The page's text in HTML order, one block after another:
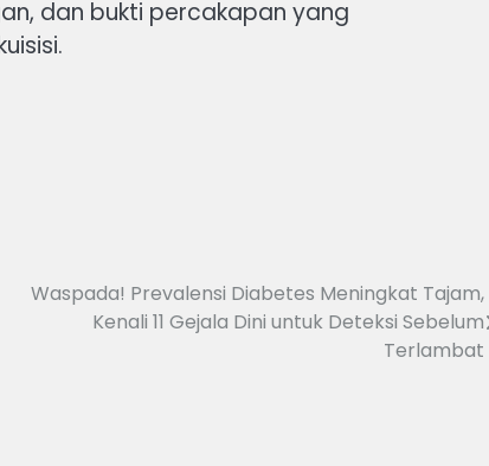
dan bukti percakapan yang
Waspada! Prevalensi Diabetes Meningkat Tajam,
Kenali 11 Gejala Dini untuk Deteksi Sebelum
Terlambat